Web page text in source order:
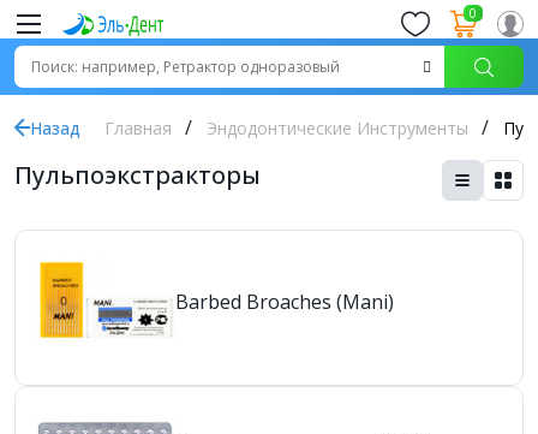
0
Назад Главная Эндодонтические Инструменты
Пульпоэкстракторы
Barbed Broaches (Mani)